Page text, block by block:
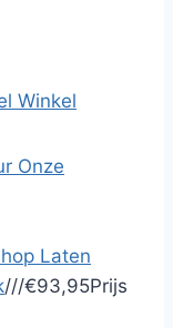
Winkel
Onze
Laten
///€93,95Prijs